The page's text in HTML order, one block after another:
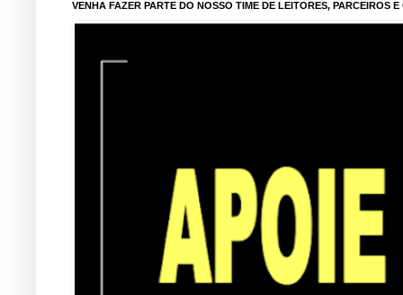
VENHA FAZER PARTE DO NOSSO TIME DE LEITORES, PARCEIROS